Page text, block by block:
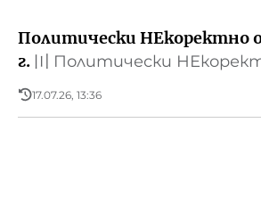
Политически НЕкоректно
г. 〣 Политически
17.07.26, 13:36